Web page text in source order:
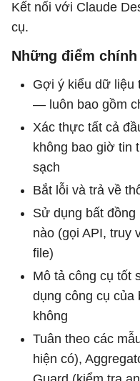
Kết nối với Claude
cụ.
Những điểm
Gợi ý kiểu dữ liệu
— luôn bao gồm
Xác thực tất cả
không bao giờ tin
sạch
Bắt lỗi và trả về
Sử dụng bất đồng
nào (gọi API, truy
file)
Mô tả công cụ tốt
dụng công cụ của
không
Tuân theo các
hiện có),